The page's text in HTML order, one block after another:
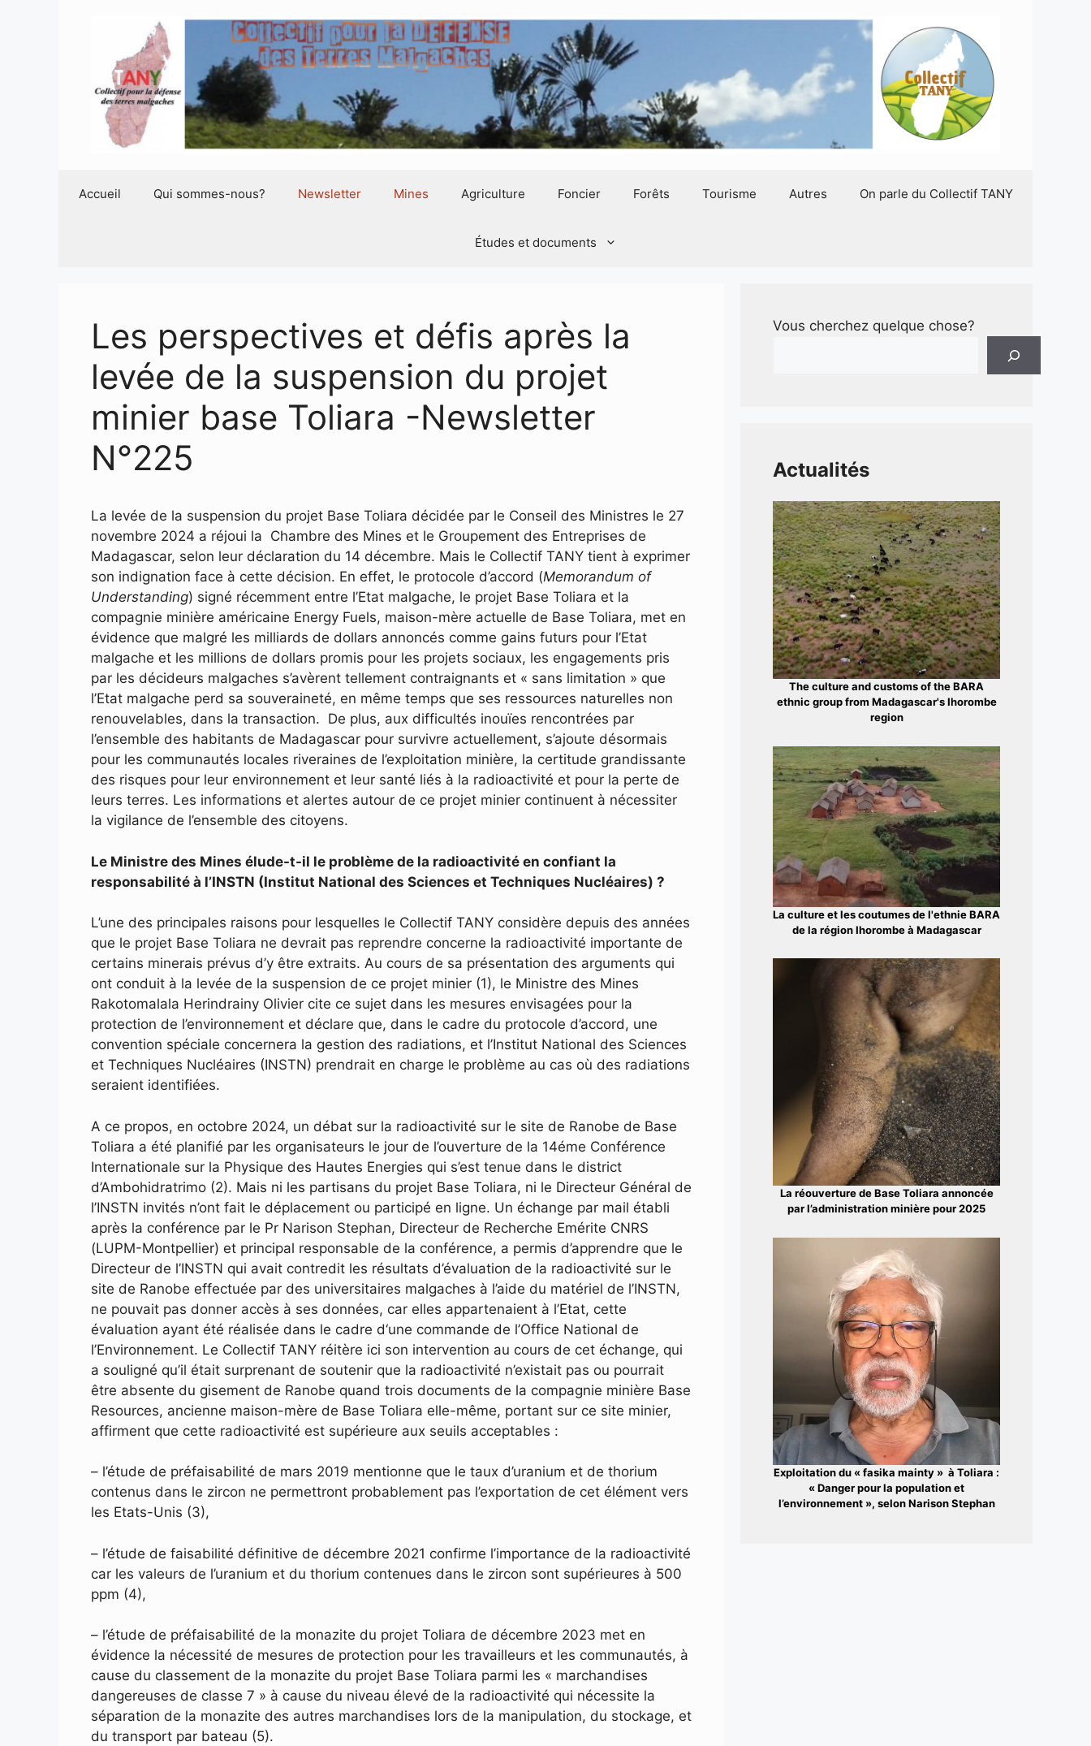
Accueil Qui sommes-nous? Newsletter Mines Agriculture Foncier Forêts Tourisme Autres On parle du Collectif TANY
Études et documents
Les perspectives et défis après la
levée de la suspension du projet
minier base Toliara -Newsletter
N°225
La levée de la suspension du projet Base Toliara décidée par le Conseil des Ministres le 27
novembre 2024 a réjoui la Chambre des Mines et le Groupement des Entreprises de
Madagascar, selon leur déclaration du 14 décembre. Mais le Collectif TANY tient à exprimer
son indignation face à cette décision. En effet, le protocole d’accord (Memorandum of
Understanding) signé récemment entre l’Etat malgache, le projet Base Toliara et la
compagnie minière américaine Energy Fuels, maison-mère actuelle de Base Toliara, met en
évidence que malgré les milliards de dollars annoncés comme gains futurs pour l’Etat
malgache et les millions de dollars promis pour les projets sociaux, les engagements pris
par les décideurs malgaches s’avèrent tellement contraignants et « sans limitation » que
l’Etat malgache perd sa souveraineté, en même temps que ses ressources naturelles non
renouvelables, dans la transaction. De plus, aux difficultés inouïes rencontrées par
l’ensemble des habitants de Madagascar pour survivre actuellement, s’ajoute désormais
pour les communautés locales riveraines de l’exploitation minière, la certitude grandissante
des risques pour leur environnement et leur santé liés à la radioactivité et pour la perte de
leurs terres. Les informations et alertes autour de ce projet minier continuent à nécessiter
la vigilance de l’ensemble des citoyens.
Le Ministre des Mines élude-t-il le problème de la radioactivité en confiant la
responsabilité à l’INSTN (Institut National des Sciences et Techniques Nucléaires) ?
L’une des principales raisons pour lesquelles le Collectif TANY considère depuis des années
que le projet Base Toliara ne devrait pas reprendre concerne la radioactivité importante de
certains minerais prévus d’y être extraits. Au cours de sa présentation des arguments qui
ont conduit à la levée de la suspension de ce projet minier (1), le Ministre des Mines
Rakotomalala Herindrainy Olivier cite ce sujet dans les mesures envisagées pour la
protection de l’environnement et déclare que, dans le cadre du protocole d’accord, une
convention spéciale concernera la gestion des radiations, et l’Institut National des Sciences
et Techniques Nucléaires (INSTN) prendrait en charge le problème au cas où des radiations
seraient identifiées.
A ce propos, en octobre 2024, un débat sur la radioactivité sur le site de Ranobe de Base
Toliara a été planifié par les organisateurs le jour de l’ouverture de la 14éme Conférence
Internationale sur la Physique des Hautes Energies qui s’est tenue dans le district
d’Ambohidratrimo (2). Mais ni les partisans du projet Base Toliara, ni le Directeur Général de
l’INSTN invités n’ont fait le déplacement ou participé en ligne. Un échange par mail établi
après la conférence par le Pr Narison Stephan, Directeur de Recherche Emérite CNRS
(LUPM-Montpellier) et principal responsable de la conférence, a permis d’apprendre que le
Directeur de l’INSTN qui avait contredit les résultats d’évaluation de la radioactivité sur le
site de Ranobe effectuée par des universitaires malgaches à l’aide du matériel de l’INSTN,
ne pouvait pas donner accès à ses données, car elles appartenaient à l’Etat, cette
évaluation ayant été réalisée dans le cadre d‘une commande de l’Office National de
l’Environnement. Le Collectif TANY réitère ici son intervention au cours de cet échange, qui
a souligné qu’il était surprenant de soutenir que la radioactivité n’existait pas ou pourrait
être absente du gisement de Ranobe quand trois documents de la compagnie minière Base
Resources, ancienne maison-mère de Base Toliara elle-même, portant sur ce site minier,
affirment que cette radioactivité est supérieure aux seuils acceptables :
– l’étude de préfaisabilité de mars 2019 mentionne que le taux d’uranium et de thorium
contenus dans le zircon ne permettront probablement pas l’exportation de cet élément vers
les Etats-Unis (3),
– l’étude de faisabilité définitive de décembre 2021 confirme l’importance de la radioactivité
car les valeurs de l’uranium et du thorium contenues dans le zircon sont supérieures à 500
ppm (4),
– l’étude de préfaisabilité de la monazite du projet Toliara de décembre 2023 met en
évidence la nécessité de mesures de protection pour les travailleurs et les communautés, à
cause du classement de la monazite du projet Base Toliara parmi les « marchandises
dangereuses de classe 7 » à cause du niveau élevé de la radioactivité qui nécessite la
séparation de la monazite des autres marchandises lors de la manipulation, du stockage, et
du transport par bateau (5).
Vous cherchez quelque chose?
Actualités
The culture and customs of the BARA
ethnic group from Madagascar's Ihorombe
region
La culture et les coutumes de l'ethnie BARA
de la région Ihorombe à Madagascar
La réouverture de Base Toliara annoncée
par l’administration minière pour 2025
Exploitation du « fasika mainty » à Toliara :
« Danger pour la population et
l’environnement », selon Narison Stephan